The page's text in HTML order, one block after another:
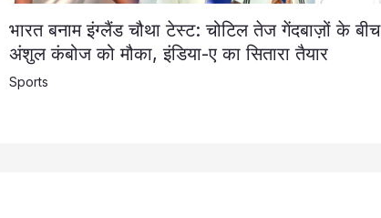
भारत बनाम इंग्लैंड चौथा टेस्ट: चोटिल तेज गेंदबाज़ों के बीच
अंशुल कंबोज को मौका, इंडिया-ए का सितारा तैयार
Sports